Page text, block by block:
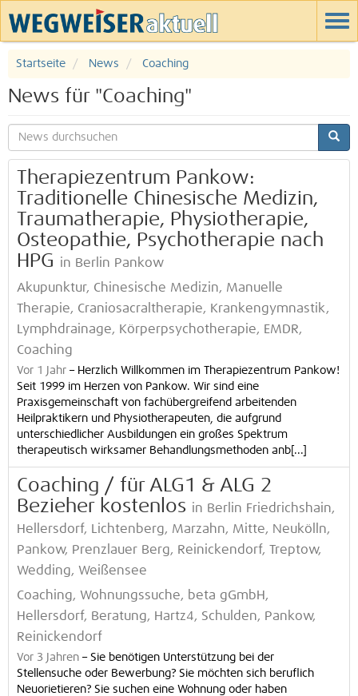
Startseite News Coaching
News für "Coaching"
Therapiezentrum Pankow:
Traditionelle Chinesische Medizin,
Traumatherapie, Physiotherapie,
Osteopathie, Psychotherapie nach
HPG
in Berlin Pankow
Akupunktur, Chinesische Medizin, Manuelle
Therapie, Craniosacraltherapie, Krankengymnastik,
Lymphdrainage, Körperpsychotherapie, EMDR,
Coaching
Vor 1 Jahr – Herzlich Willkommen im Therapiezentrum Pankow!
Seit 1999 im Herzen von Pankow. Wir sind eine
Praxisgemeinschaft von fachübergreifend arbeitenden
Heilpraktikern und Physiotherapeuten, die aufgrund
unterschiedlicher Ausbildungen ein großes Spektrum
therapeutisch wirksamer Behandlungsmethoden anb[...]
Coaching / für ALG1 & ALG 2
Bezieher kostenlos in Berlin Friedrichshain,
Hellersdorf, Lichtenberg, Marzahn, Mitte, Neukölln,
Pankow, Prenzlauer Berg, Reinickendorf, Treptow,
Wedding, Weißensee
Coaching, Wohnungssuche, beta gGmbH,
Hellersdorf, Beratung, Hartz4, Schulden, Pankow,
Reinickendorf
Vor 3 Jahren – Sie benötigen Unterstützung bei der
Stellensuche oder Bewerbung? Sie möchten sich beruflich
Neuorietieren? Sie suchen eine Wohnung oder haben